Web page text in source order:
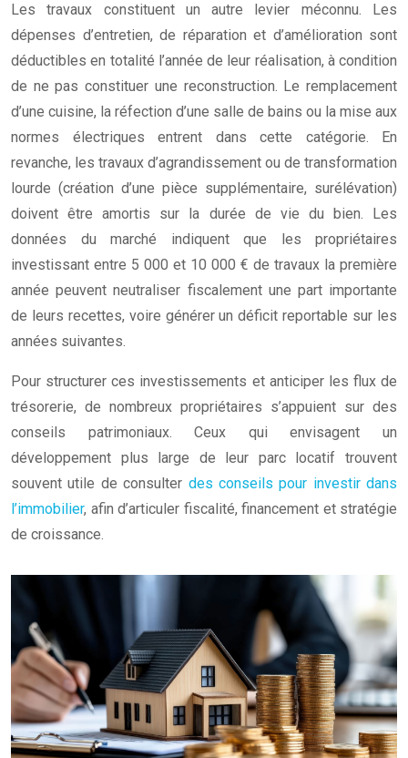
Les travaux constituent un autre levier méconnu. Les
dépenses d’entretien, de réparation et d’amélioration sont
déductibles en totalité l’année de leur réalisation, à condition
de ne pas constituer une reconstruction. Le remplacement
d’une cuisine, la réfection d’une salle de bains ou la mise aux
normes électriques entrent dans cette catégorie. En
revanche, les travaux d’agrandissement ou de transformation
lourde (création d’une pièce supplémentaire, surélévation)
doivent être amortis sur la durée de vie du bien. Les
données du marché indiquent que les propriétaires
investissant entre 5 000 et 10 000 € de travaux la première
année peuvent neutraliser fiscalement une part importante
de leurs recettes, voire générer un déficit reportable sur les
années suivantes.
Pour structurer ces investissements et anticiper les flux de
trésorerie, de nombreux propriétaires s’appuient sur des
conseils patrimoniaux. Ceux qui envisagent un
développement plus large de leur parc locatif trouvent
souvent utile de consulter des conseils pour investir dans
l’immobilier, afin d’articuler fiscalité, financement et stratégie
de croissance.